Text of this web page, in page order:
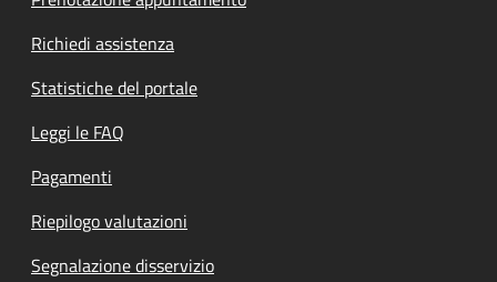
Richiedi assistenza
Statistiche del portale
Leggi le FAQ
Pagamenti
Riepilogo valutazioni
Segnalazione disservizio